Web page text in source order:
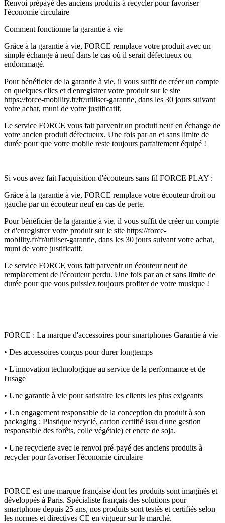
Renvoi prépayé des anciens produits à recycler pour favoriser
l'économie circulaire
Comment fonctionne la garantie à vie
Grâce à la garantie à vie, FORCE remplace votre produit avec un
simple échange à neuf dans le cas où il serait défectueux ou
endommagé.
Pour bénéficier de la garantie à vie, il vous suffit de créer un compte
en quelques clics et d'enregistrer votre produit sur le site
https://force-mobility.fr/fr/utiliser-garantie, dans les 30 jours suivant
votre achat, muni de votre justificatif.
Le service FORCE vous fait parvenir un produit neuf en échange de
votre ancien produit défectueux. Une fois par an et sans limite de
durée pour que votre mobile reste toujours parfaitement équipé !
Si vous avez fait l'acquisition d'écouteurs sans fil FORCE PLAY :
Grâce à la garantie à vie, FORCE remplace votre écouteur droit ou
gauche par un écouteur neuf en cas de perte.
Pour bénéficier de la garantie à vie, il vous suffit de créer un compte
et d'enregistrer votre produit sur le site https://force-
mobility.fr/fr/utiliser-garantie, dans les 30 jours suivant votre achat,
muni de votre justificatif.
Le service FORCE vous fait parvenir un écouteur neuf de
remplacement de l'écouteur perdu. Une fois par an et sans limite de
durée pour que vous puissiez toujours profiter de votre musique !
FORCE : La marque d'accessoires pour smartphones Garantie à vie
• Des accessoires conçus pour durer longtemps
• L'innovation technologique au service de la performance et de
l'usage
• Une garantie à vie pour satisfaire les clients les plus exigeants
• Un engagement responsable de la conception du produit à son
packaging : Plastique recyclé, carton certifié issu d'une gestion
responsable des forêts, colle végétale) et encre de soja.
• Une recyclerie avec le renvoi pré-payé des anciens produits à
recycler pour favoriser l'économie circulaire
FORCE est une marque française dont les produits sont imaginés et
développés à Paris. Spécialiste français des solutions pour
smartphone depuis 25 ans, nos produits sont testés et certifiés selon
les normes et directives CE en vigueur sur le marché.